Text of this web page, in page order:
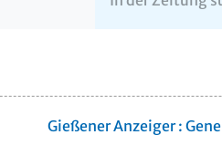
Gießener Anzeiger :